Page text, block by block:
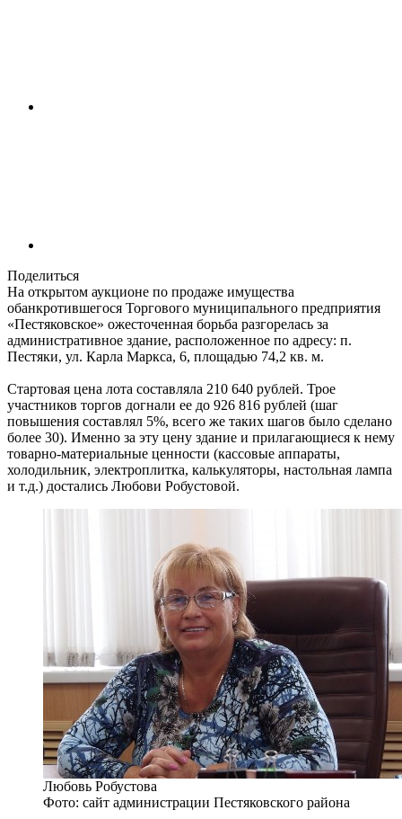
Поделиться
На открытом аукционе по продаже имущества
обанкротившегося Торгового муниципального предприятия
«Пестяковское» ожесточенная борьба разгорелась за
административное здание, расположенное по адресу: п.
Пестяки, ул. Карла Маркса, 6, площадью 74,2 кв. м.
Стартовая цена лота составляла 210 640 рублей. Трое
участников торгов догнали ее до 926 816 рублей (шаг
повышения составлял 5%, всего же таких шагов было сделано
более 30). Именно за эту цену здание и прилагающиеся к нему
товарно-материальные ценности (кассовые аппараты,
холодильник, электроплитка, калькуляторы, настольная лампа
и т.д.) достались Любови Робустовой.
Любовь Робустова
Фото: сайт администрации Пестяковского района